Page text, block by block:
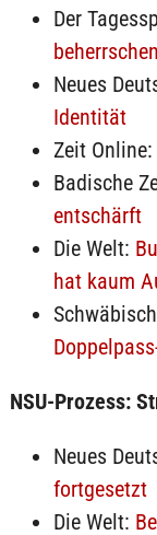
Der
Neues
Identität
Zeit Online:
Badische
entschärft
Die Welt:
hat kaum
NSU-Prozess:
Neues
fortgesetzt
Die Welt: